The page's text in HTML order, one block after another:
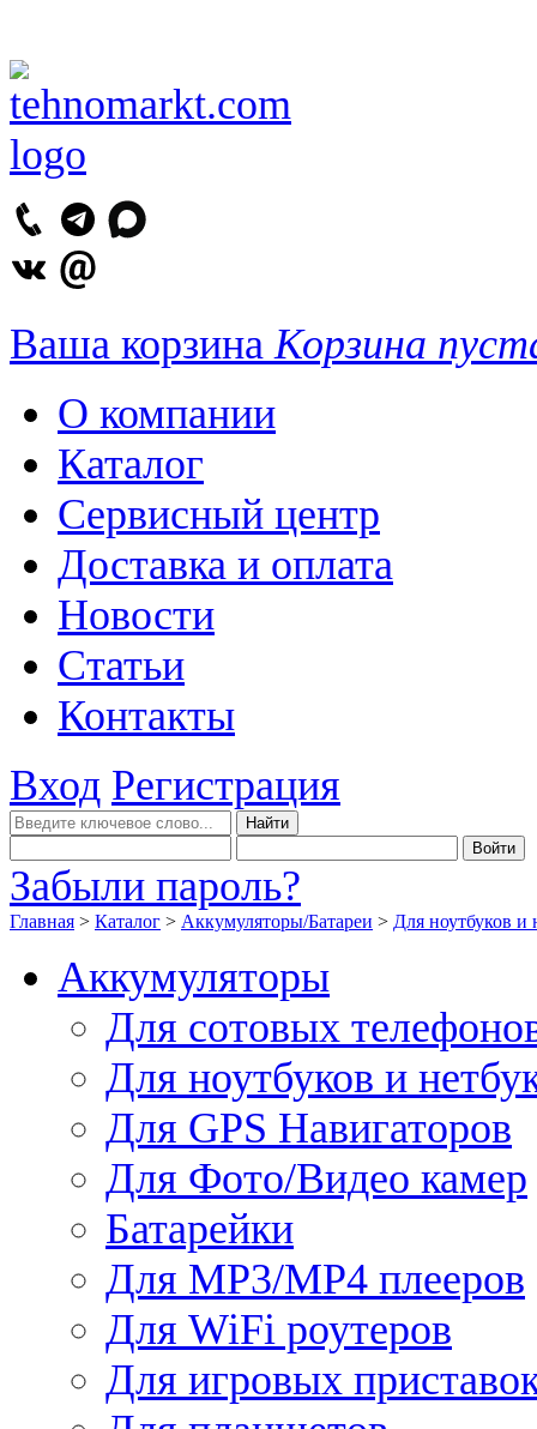
Ваша корзина Корзина
О компании
Каталог
Сервисный центр
Доставка и оплата
Новости
Статьи
Контакты
Вход Регистрация
Забыли пароль?
Главная > Каталог > Аккумуляторы/Батареи > Для ноутбуков и
Аккумуляторы
Для сотовых
Для ноутбуков и
Для GPS Навигаторов
Для Фото/Видео камер
Батарейки
Для MP3/MP4 плееров
Для WiFi роутеров
Для игровых